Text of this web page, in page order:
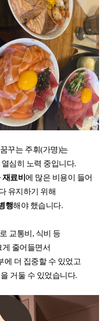
꾸는 주휘(가명)는
심히 노력 중입니다.
료비 에 많은 비용이 들어
유지하기 위해
행해야 했습니다.
교통비 , 식비 등
줄어들면서
에 더 집중할 수 있었고
거둘 수 있었습니다.